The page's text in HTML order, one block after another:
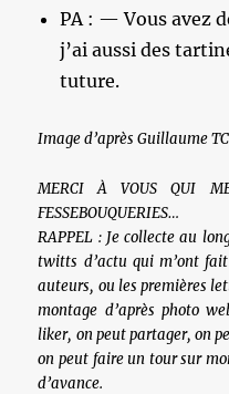
PA : — Vous avez
j’ai aussi des
tuture.
Image d’après Guillaume
MERCI À VOUS QUI
FESSEBOUQUERIES…
RAPPEL : Je collecte au
twitts d’actu qui m’ont
auteurs, ou les premières
montage d’après photo
liker, on peut partager, on
on peut faire un tour sur
d’avance.